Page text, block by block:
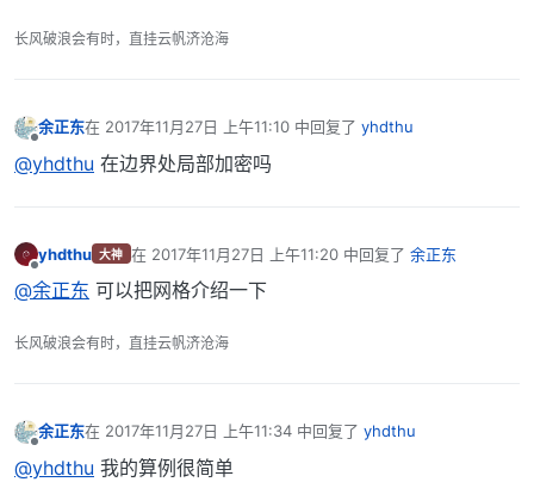
长风破浪会有时，直挂云帆济沧海
余正东在 2017年11月27日 上午11:10 中回复了 yhdthu
最后由 编辑
@yhdthu 在边界处局部加密吗
yhdthu 大神 在 2017年11月27日 上午11:20中回复了 余正东
最后由 编辑
@余正东 可以把网格介绍一下
长风破浪会有时，直挂云帆济沧海
余正东在 2017年11月27日 上午11:34 中回复了 yhdthu
最后由 编辑
@yhdthu 我的算例很简单